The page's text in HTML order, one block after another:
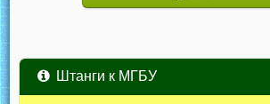
Штанги к МГБУ